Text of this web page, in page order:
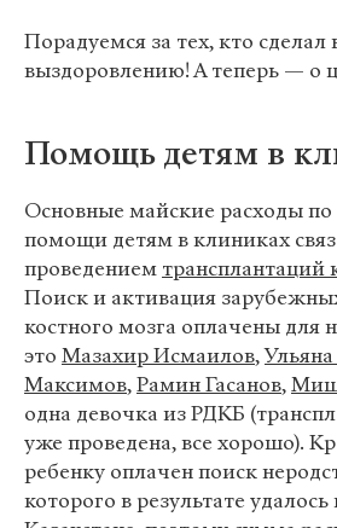
Порадуемся за тех, кто
выздоровлению! А теперь — о
Помощь детям в
Основные майские расходы
помощи детям в клиниках
проведением трансплантаций
Поиск и активация
костного мозга оплачены для
это Мазахир Исмаилов,
Максимов,Рамин Гасанов,
одна девочка из РДКБ
уже проведена, все хорошо).
ребенку оплачен поиск
которого в результате